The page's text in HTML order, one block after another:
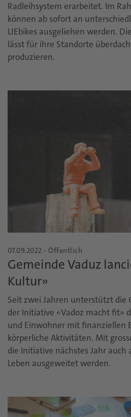
Radleihsystem erarbeitet. Im
können ab sofort an
LIEbikes ausgeliehen werden.
lässt für ihre Standorte
produzieren.
07.09.2022 - Öffentlich
Gemeinde Vaduz
Kultur»
Seit zwei Jahren unterstützt die
der Initiative «Vadoz macht fit»
und Einwohner mit finanziellen
körperliche Aktivitäten. Mit
die Initiative nächstes Jahr auch
Leben ausgeweitet werden.